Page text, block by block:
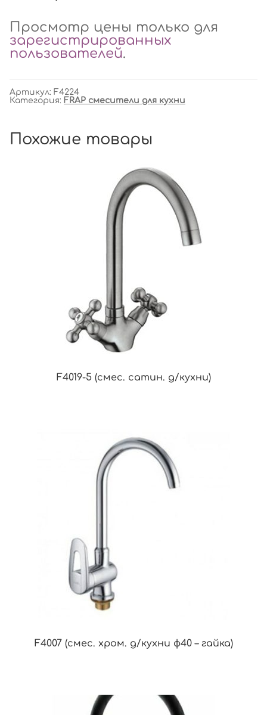
Просмотр цены только для
зарегистрированных
пользователей.
Артикул: F4224
Категория: FRAP смесители для кухни
Похожие товары
F4019-5 (смес. сатин. д/кухни)
F4007 (смес. хром. д/кухни ф40 – гайка)